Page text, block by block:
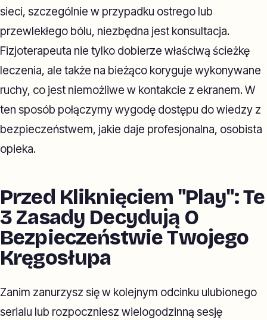
sieci, szczególnie w przypadku ostrego lub
przewlekłego bólu, niezbędna jest konsultacja.
Fizjoterapeuta nie tylko dobierze właściwą ścieżkę
leczenia, ale także na bieżąco koryguje wykonywane
ruchy, co jest niemożliwe w kontakcie z ekranem. W
ten sposób połączymy wygodę dostępu do wiedzy z
bezpieczeństwem, jakie daje profesjonalna, osobista
opieka.
Przed Kliknięciem "Play": Te
3 Zasady Decydują O
Bezpieczeństwie Twojego
Kręgosłupa
Zanim zanurzysz się w kolejnym odcinku ulubionego
serialu lub rozpoczniesz wielogodzinną sesję